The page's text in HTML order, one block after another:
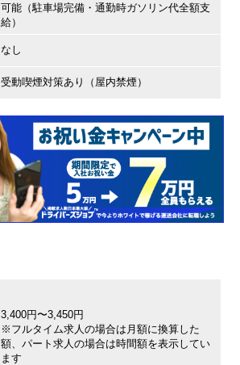
可能（駐車場完備・通勤時ガソリン代全額支
給）
なし
受動喫煙対策あり（屋内禁煙）
3,400円〜3,450円
※フルタイム求人の場合は月額に換算した
額、パート求人の場合は時間額を表示してい
ます